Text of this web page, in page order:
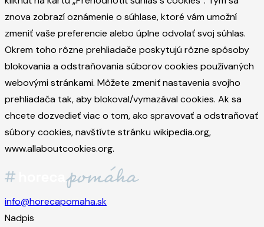
znova zobrazí oznámenie o súhlase, ktoré vám umožní
zmeniť vaše preferencie alebo úplne odvolať svoj súhlas.
Okrem toho rôzne prehliadače poskytujú rôzne spôsoby
blokovania a odstraňovania súborov cookies používaných
webovými stránkami. Môžete zmeniť nastavenia svojho
prehliadača tak, aby blokoval/vymazával cookies. Ak sa
chcete dozvedieť viac o tom, ako spravovať a odstraňovať
súbory cookies, navštívte stránku wikipedia.org,
www.allaboutcookies.org.
info@horecapomaha.sk
Nadpis